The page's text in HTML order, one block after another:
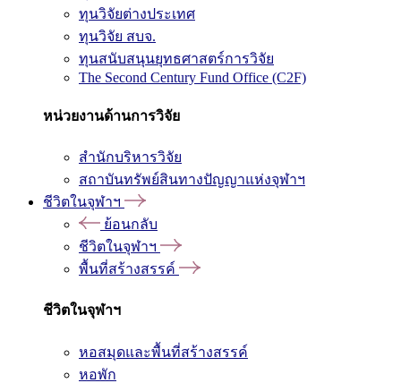
ทุนวิจัยต่างประเทศ
ทุนวิจัย สบจ.
ทุนสนับสนุนยุทธศาสตร์การวิจัย
The Second Century Fund Office (C2F)
หน่วยงานด้านการวิจัย
สำนักบริหารวิจัย
สถาบันทรัพย์สินทางปัญญาแห่งจุฬาฯ
ชีวิตในจุฬาฯ
ย้อนกลับ
ชีวิตในจุฬาฯ
พื้นที่สร้างสรรค์
ชีวิตในจุฬาฯ
หอสมุดและพื้นที่สร้างสรรค์
หอพัก